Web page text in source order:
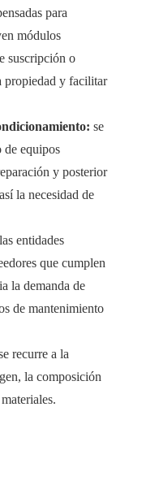
para
módulos
suscripción o
propiedad y facilitar
se
de equipos
y posterior
la necesidad de
las entidades
que cumplen
la demanda de
de mantenimiento
recurre a la
la composición